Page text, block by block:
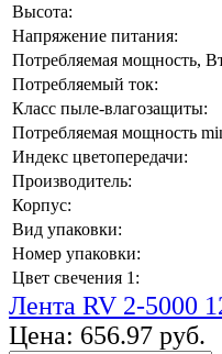
Высота:
Напряжение питания:
Потребляемая мощность,
Потребляемый ток:
Класс пыле-влагозащиты:
Потребляемая мощность
Индекс цветопередачи:
Производитель:
Корпус:
Вид упаковки:
Номер упаковки:
Цвет свечения 1:
Лента RV 2-5000
Цена: 656.97 руб.